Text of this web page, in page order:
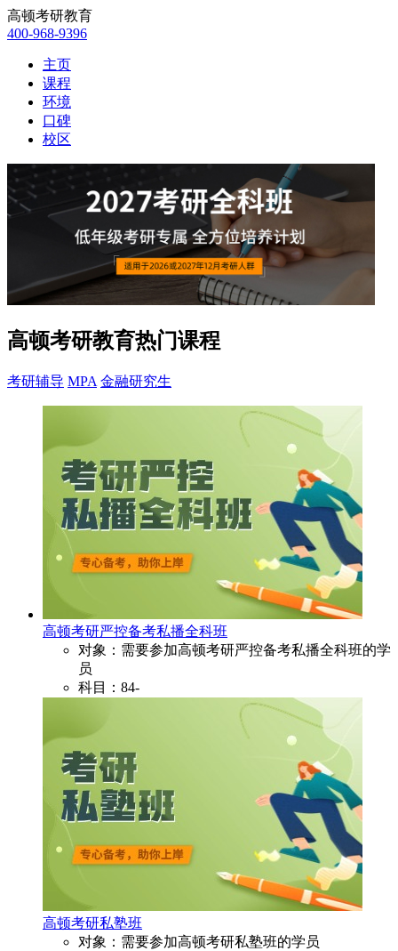
高顿考研教育
400-968-9396
主页
课程
环境
口碑
校区
高顿考研教育热门课程
考研辅导 MPA 金融研究生
高顿考研严控备考私播全科班
对象：需要参加高顿考研严控备考私播全科班的学
员
科目：84-
高顿考研私塾班
对象：需要参加高顿考研私塾班的学员